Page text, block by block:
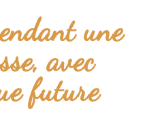
une
avec
future